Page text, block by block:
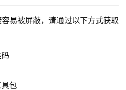
易被屏蔽，请通过以下方式获取
包